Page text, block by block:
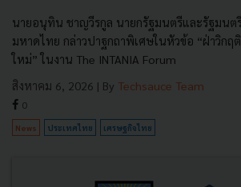
นายอนุทิน ชาญวีรกูล นายกรัฐมนตรีและรัฐมนตรี
มหาดไทย กล่าวปาฐกถาพิเศษในหัวข้อ “ฝ่าวิกฤ
ใหม่” ในงาน The INTANIA Forum
สิงหาคม 6, 2026 | By Techsauce Team
0
News ประเทศไทย เศรษฐกิจไทย